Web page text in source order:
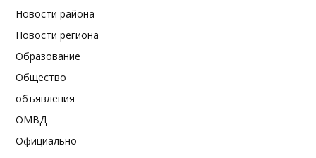
Новости района
Новости региона
Образование
Общество
объявления
ОМВД
Официально